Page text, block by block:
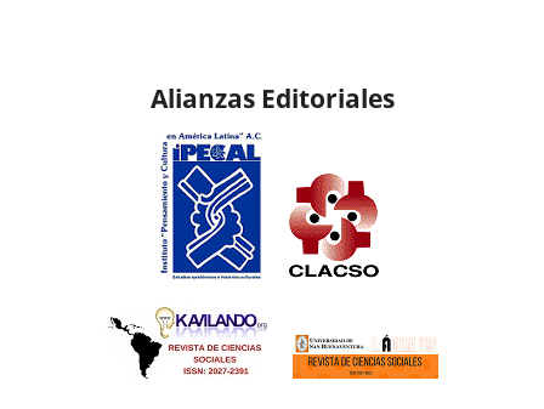
Alianzas Editoriales